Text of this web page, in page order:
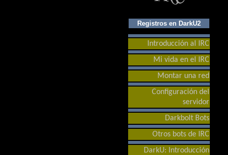
Registros en DarkU2
Introducción al IRC
Mi vida en el IRC
Montar una red
Configuración del
servidor
Darkbolt Bots
Otros bots de IRC
DarkU: Introducción